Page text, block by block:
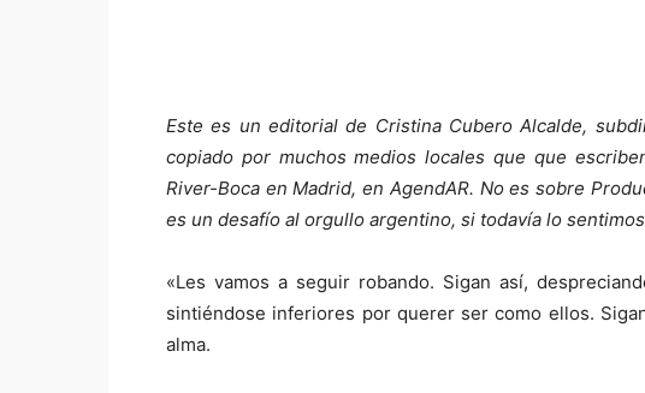
Este es un editorial de Cristina Cubero Alcalde,
copiado por muchos medios locales que que
River-Boca en Madrid, en AgendAR. No es sobre
es un desafío al orgullo argentino, si todavía lo
«Les vamos a seguir robando. Sigan así,
sintiéndose inferiores por querer ser como ellos.
alma.